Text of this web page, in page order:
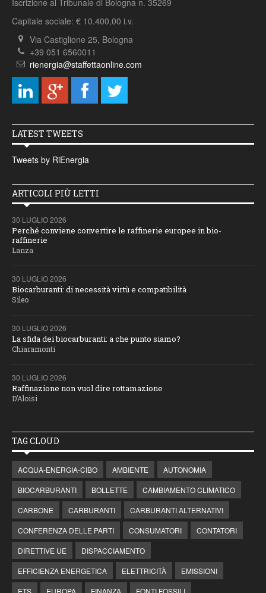
Iscrizione al Tribunale di Bologna n. 35269
Capitale sociale: € 10.400,00 i.v.
Via Castiglione 25, Bologna
+39 051 6560011
rienergia@staffettaonline.com
LATEST TWEETS
Tweets by RiEnergia
ARTICOLI PIÙ LETTI
30 LUGLIO 2026
Perché conviene convertire le raffinerie europee in bio-
raffinerie
Lanza
30 LUGLIO 2026
Biocarburanti: di necessità virtù e compatibilità
Sileo
30 LUGLIO 2026
La sfida dei biocarburanti: a che punto siamo?
Chiaramonti
30 LUGLIO 2026
Raffinazione non vuol dire rottamazione
D’Aloisi
TAG CLOUD
ACQUA-ENERGIA-CIBO AMBIENTE
AUTONOMIA
BIOCARBURANTI
BOLLETTE
CAMBIAMENTO CLIMATICO
CARBONE
CARBURANTI
CARBURANTI ALTERNATIVI
CONFERENZA DELLE PARTI
CONSUMATORI
CONTATORI
DIRETTIVE UE
DISPACCIAMENTO
EFFICIENZA ENERGETICA
ELETTRICITÀ
EMISSIONI